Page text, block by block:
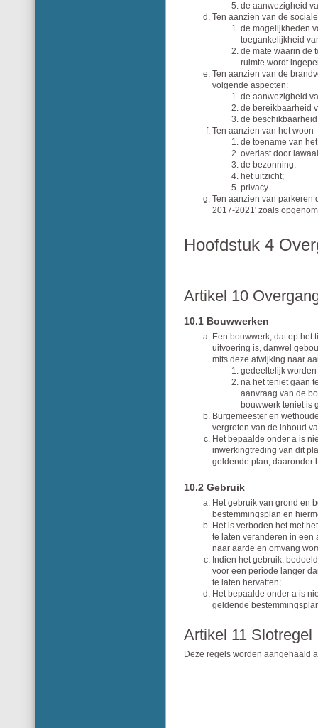
de aanwezigheid
Ten aanzien van de
de mogelijkheden
toegankelijkheid
de mate waarin de
ruimte wordt
Ten aanzien van de
volgende aspecten:
de aanwezigheid
de bereikbaarheid
de
Ten aanzien van het
de toename van
overlast door
de bezonning;
het uitzicht;
privacy.
Ten aanzien van parkeren
2017-2021' zoals
Hoofdstuk 4
Artikel 10
10.1 Bouwwerken
Een bouwwerk, dat op het
uitvoering is, danwel
mits deze afwijking naar
gedeeltelijk
na het teniet gaan
aanvraag van de
bouwwerk teniet is
Burgemeester en
vergroten van de inhoud
Het bepaalde onder a is
inwerkingtreding van dit
geldende plan, daaronder
10.2 Gebruik
Het gebruik van grond en
bestemmingsplan en
Het is verboden het met
te laten veranderen in een
naar aarde en omvang
Indien het gebruik,
voor een periode langer
te laten hervatten;
Het bepaalde onder a is
geldende
Artikel 11 Slotregel
Deze regels worden aangehaald